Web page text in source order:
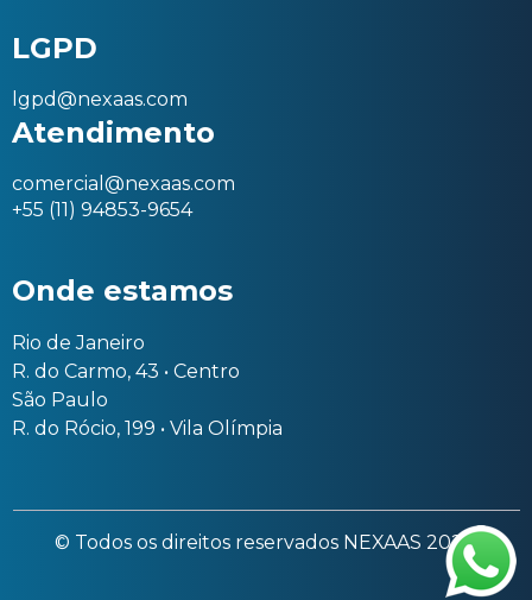
LGPD
lgpd@nexaas.com
Atendimento
comercial@nexaas.com
+55 (11) 94853-9654
Onde estamos
Rio de Janeiro
R. do Carmo, 43 • Centro
São Paulo
R. do Rócio, 199 • Vila Olímpia
© Todos os direitos reservados NEXAAS 2025.